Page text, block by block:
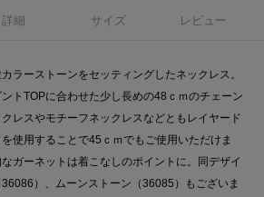
詳細 サイズ レビュー
ラーストーンをセッティングしたネックレス。
トTOPに合わせた少し長めの48ｃｍのチェーン
レスやモチーフネックレスなどともレイヤード
使用することで45ｃｍでもご使用いただけま
ガーネットは着こなしのポイントに。同デザイ
）、ムーンストーン（36085）もございま